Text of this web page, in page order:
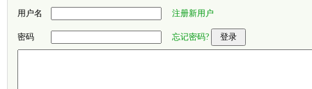
用户名 注册新用户
密码 忘记密码?